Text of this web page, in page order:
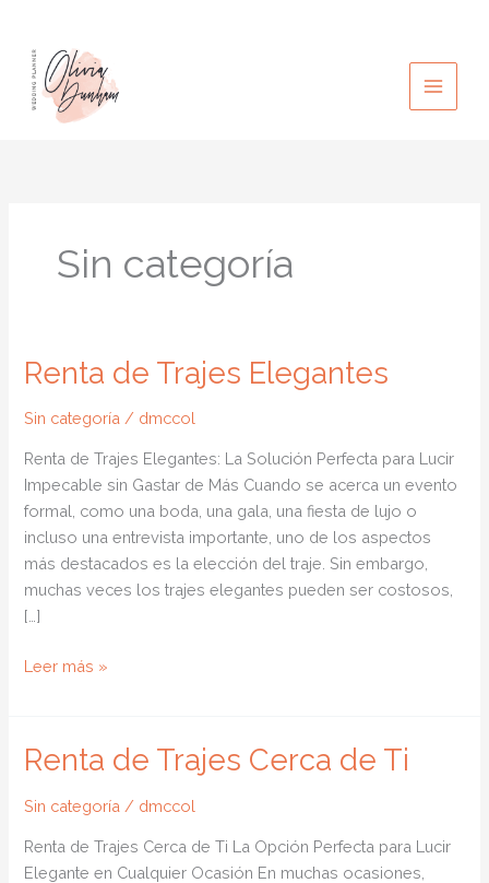
contenido
Sin categoría
Renta de Trajes Elegantes
Sin categoría / dmccol
Renta de Trajes Elegantes: La Solución Perfecta para Lucir
Impecable sin Gastar de Más Cuando se acerca un evento
formal, como una boda, una gala, una fiesta de lujo o
incluso una entrevista importante, uno de los aspectos
más destacados es la elección del traje. Sin embargo,
muchas veces los trajes elegantes pueden ser costosos,
[…]
Renta
Leer más »
Renta de Trajes Cerca de Ti
Sin categoría / dmccol
Renta de Trajes Cerca de Ti La Opción Perfecta para Lucir
Elegante en Cualquier Ocasión En muchas ocasiones,